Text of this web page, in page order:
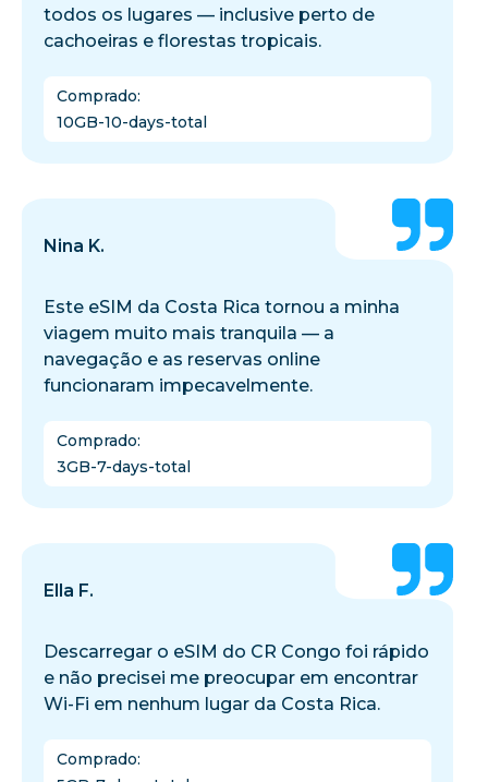
todos os lugares — inclusive perto de
cachoeiras e florestas tropicais.
Comprado:
10GB-10-days-total
Nina K.
Este eSIM da Costa Rica tornou a minha
viagem muito mais tranquila — a
navegação e as reservas online
funcionaram impecavelmente.
Comprado:
3GB-7-days-total
Ella F.
Descarregar o eSIM do CR Congo foi rápido
e não precisei me preocupar em encontrar
Wi-Fi em nenhum lugar da Costa Rica.
Comprado: